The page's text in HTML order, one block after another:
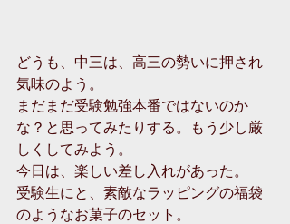
どうも、中三は、高三の勢いに押され
気味のよう。
まだまだ受験勉強本番ではないのか
な？と思ってみたりする。もう少し厳
しくしてみよう。
今日は、楽しい差し入れがあった。
受験生にと、素敵なラッピングの福袋
のようなお菓子のセット。